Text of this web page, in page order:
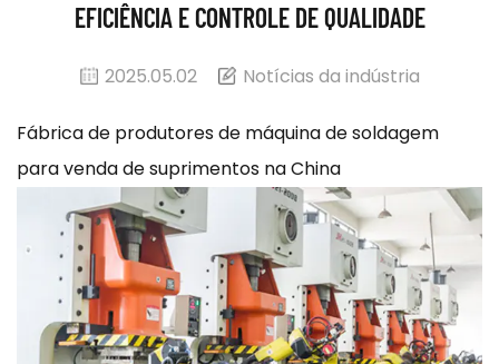
EFICIÊNCIA E CONTROLE DE QUALIDADE
2025.05.02 Notícias da indústria
Fábrica de produtores de máquina de soldagem
para venda de suprimentos na China